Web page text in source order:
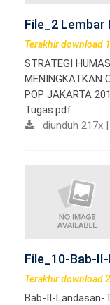
File_2 Lembar
Terakhir download
STRATEGI
MENINGKATKAN
POP JAKARTA
Tugas.pdf
diunduh 217x |
File_10-Bab-
Terakhir download
Bab-II-Landasan-